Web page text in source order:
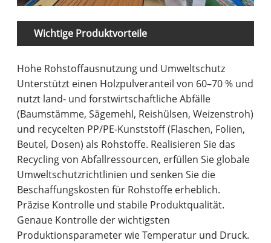
Wichtige Produktvorteile
Hohe Rohstoffausnutzung und Umweltschutz
Unterstützt einen Holzpulveranteil von 60–70 % und
nutzt land- und forstwirtschaftliche Abfälle
(Baumstämme, Sägemehl, Reishülsen, Weizenstroh)
und recycelten PP/PE-Kunststoff (Flaschen, Folien,
Beutel, Dosen) als Rohstoffe. Realisieren Sie das
Recycling von Abfallressourcen, erfüllen Sie globale
Umweltschutzrichtlinien und senken Sie die
Beschaffungskosten für Rohstoffe erheblich.
Präzise Kontrolle und stabile Produktqualität.
Genaue Kontrolle der wichtigsten
Produktionsparameter wie Temperatur und Druck.